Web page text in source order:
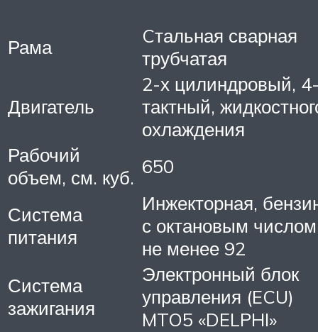
Рама
Cтальная сварная
трубчатая
Двигатель
2-х цилиндровый,
тактный,
охлаждения
Рабочий
объем, см. куб. 650
Система
питания
Инжекторная,
с октановым числом
не менее 92
Система
зажигания
Электронный блок
управления (ECU)
MTO5 «DELPHI»